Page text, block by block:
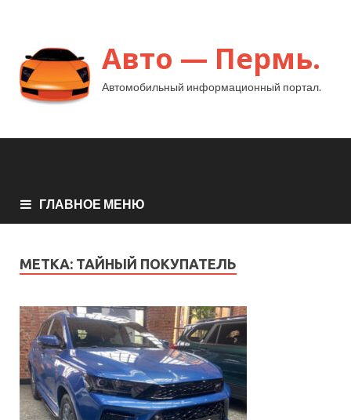
Авто — Пермь.
Автомобильный информационный портал.
ГЛАВНОЕ МЕНЮ
МЕТКА: ТАЙНЫЙ ПОКУПАТЕЛЬ